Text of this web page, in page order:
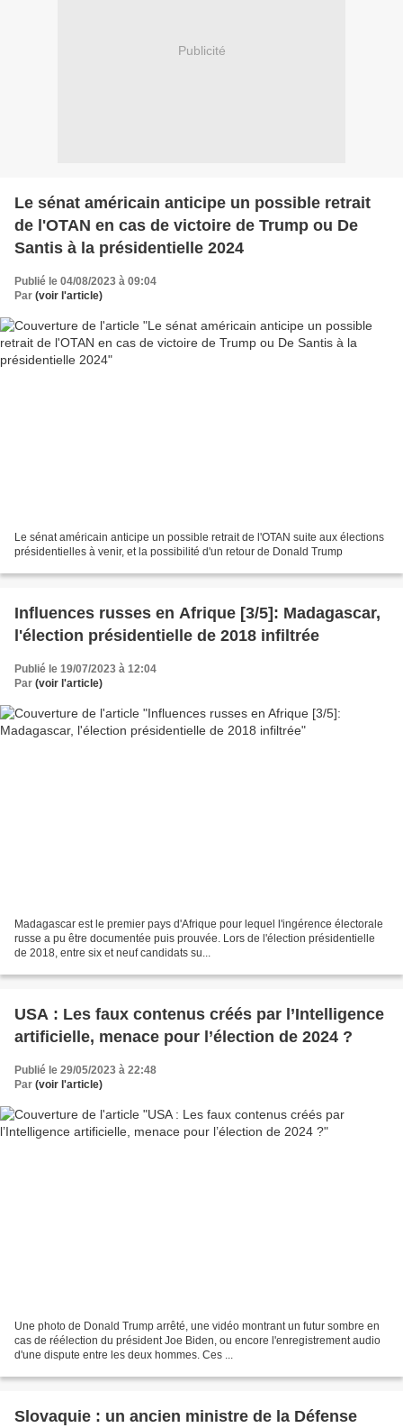
Publicité
Le sénat américain anticipe un possible retrait
de l'OTAN en cas de victoire de Trump ou De
Santis à la présidentielle 2024
Publié le 04/08/2023 à 09:04
Par (voir l'article)
Le sénat américain anticipe un possible retrait de l'OTAN suite aux élections
présidentielles à venir, et la possibilité d'un retour de Donald Trump
Influences russes en Afrique [3/5]: Madagascar,
l'élection présidentielle de 2018 infiltrée
Publié le 19/07/2023 à 12:04
Par (voir l'article)
Madagascar est le premier pays d'Afrique pour lequel l'ingérence électorale
russe a pu être documentée puis prouvée. Lors de l'élection présidentielle
de 2018, entre six et neuf candidats su...
USA : Les faux contenus créés par l’Intelligence
artificielle, menace pour l’élection de 2024 ?
Publié le 29/05/2023 à 22:48
Par (voir l'article)
Une photo de Donald Trump arrêté, une vidéo montrant un futur sombre en
cas de réélection du président Joe Biden, ou encore l'enregistrement audio
d'une dispute entre les deux hommes. Ces ...
Slovaquie : un ancien ministre de la Défense